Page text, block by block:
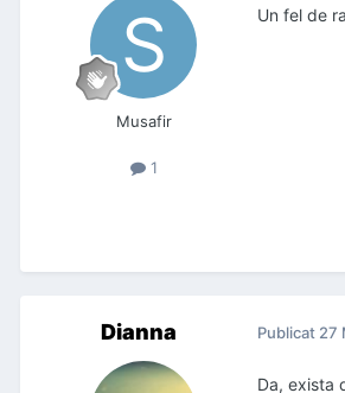
Musafir
1
Un fel de
Dianna Publicat 27
Da, exista